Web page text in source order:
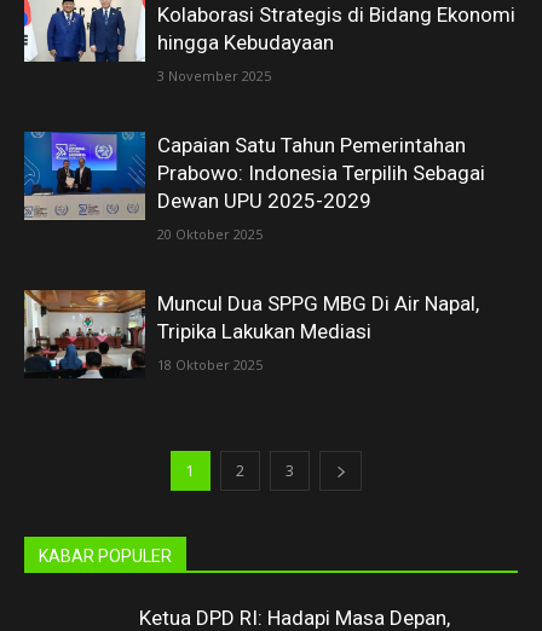
Kolaborasi Strategis di Bidang Ekonomi
hingga Kebudayaan
3 November 2025
Capaian Satu Tahun Pemerintahan
Prabowo: Indonesia Terpilih Sebagai
Dewan UPU 2025-2029
20 Oktober 2025
Muncul Dua SPPG MBG Di Air Napal,
Tripika Lakukan Mediasi
18 Oktober 2025
1 2 3
KABAR POPULER
Ketua DPD RI: Hadapi Masa Depan,